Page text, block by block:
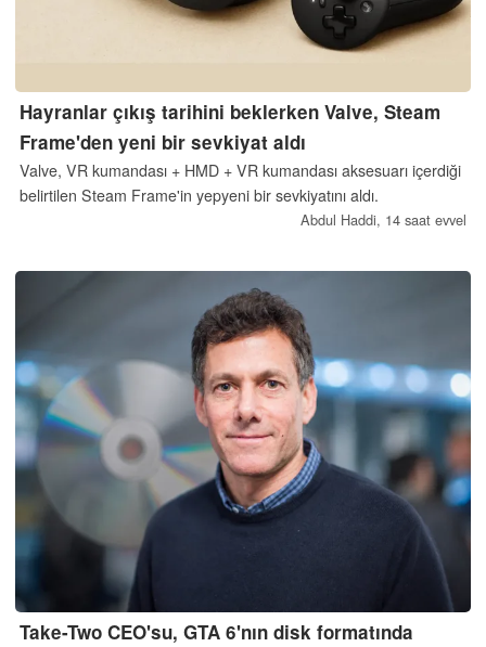
Hayranlar çıkış tarihini beklerken Valve, Steam
Frame'den yeni bir sevkiyat aldı
Valve, VR kumandası + HMD + VR kumandası aksesuarı içerdiği
belirtilen Steam Frame'in yepyeni bir sevkiyatını aldı.
Abdul Haddi, 14 saat evvel
Take-Two CEO'su, GTA 6'nın disk formatında